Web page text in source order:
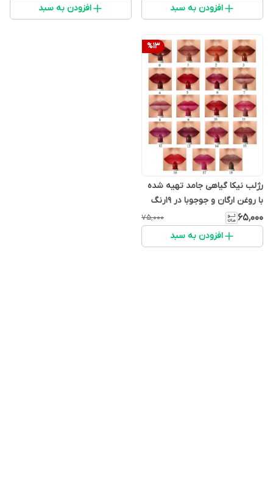
افزودن به سبد افزودن به سبد
%13
رژلب نیکا گیاهی جامد تهیه شده
با روغن ارگان و جوجوبا در 19رنگ
مختلف
۶۵٬۰۰۰ ۷۵٬۰۰۰
افزودن به سبد